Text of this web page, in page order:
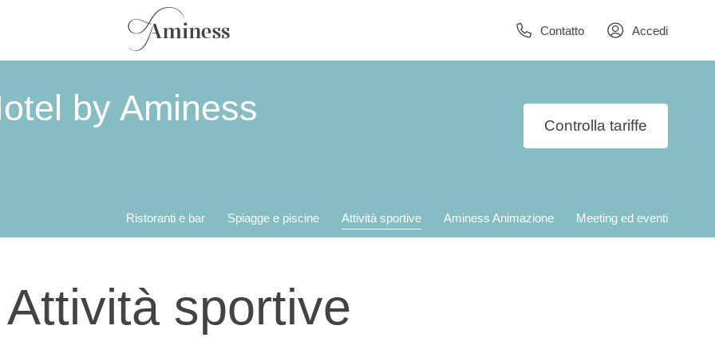
Contatto Accedi
by Aminess Controlla tariffe
Ristoranti e bar Spiagge e piscine Attività sportive Aminess Animazione Meeting ed eventi
Attività sportive